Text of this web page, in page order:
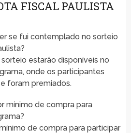
FISCAL PAULISTA
se fui contemplado no sorteio
estarão disponíveis no
onde os participantes
foram premiados.
mínimo de compra para
de compra para participar